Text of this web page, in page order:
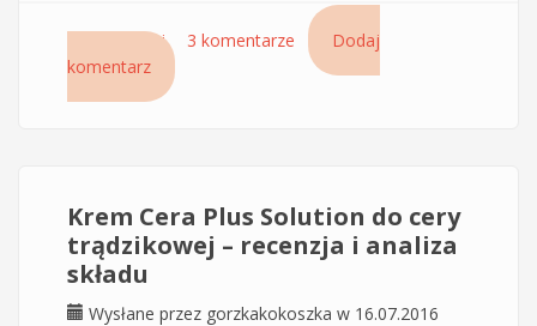
Czytaj dalejwpis Recenzja maski wybielającej Floresan plus
pielęgnacja dzięki, której zmniejszyłam
przebarwienia potrądzikowe
3 komentarze
Dodaj
komentarz
Krem Cera Plus Solution do cery
trądzikowej – recenzja i analiza
składu
Wysłane przez gorzkakokoszka w 16.07.2016